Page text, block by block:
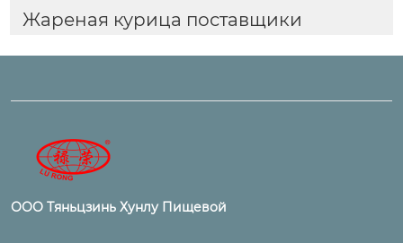
Жареная курица поставщики
ООО Тяньцзинь Хунлу Пищевой